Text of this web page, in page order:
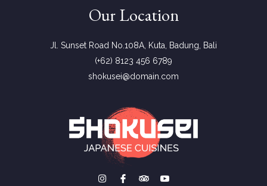
Our Location
Jl. Sunset Road No.108A, Kuta, Badung, Bali
(+62) 8123 456 6789
shokusei@domain.com